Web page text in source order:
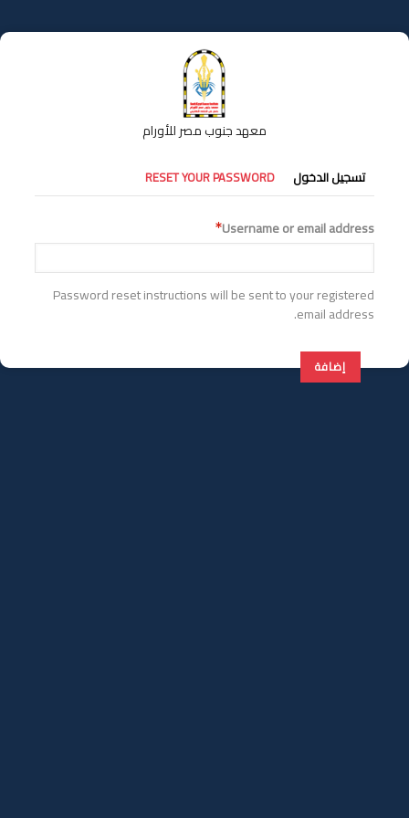
إلى
المحتوى
معهد جنوب مصر للأورام
التبويبات
الأساسية
تسجيل الدخول RESET YOUR PASSWORD
Username or email address
Password reset instructions will be sent to your registered
email address.